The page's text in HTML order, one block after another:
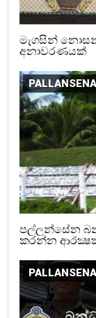
මැගසින්
අනාවරණයක්
පල්ලන්සේන
කරන්න